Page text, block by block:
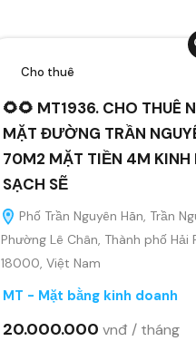
Cho thuê
🌻🌻 MT1936. CHO THUÊ
MẶT ĐƯỜNG TRẦN
70M2 MẶT TIỀN 4M KINH
SẠCH SẼ
Phố Trần Nguyên Hãn, Trần
Phường Lê Chân, Thành phố Hải
18000, Việt Nam
MT - Mặt bằng kinh doanh
20.000.000 vnđ / tháng